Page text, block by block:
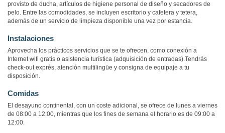
provisto de ducha, artículos de higiene personal de diseño y secadores de
pelo. Entre las comodidades, se incluyen escritorio y cafetera y tetera,
además de un servicio de limpieza disponible una vez por estancia.
Instalaciones
Aprovecha los prácticos servicios que se te ofrecen, como conexión a
Internet wifi gratis o asistencia turística (adquisición de entradas).Tendrás
check-out exprés, atención multilingüe y consigna de equipaje a tu
disposición.
Comidas
El desayuno continental, con un coste adicional, se ofrece de lunes a viernes
de 08:00 a 12:00, mientras que los fines de semana el horario es de 09:00 a
12:00.